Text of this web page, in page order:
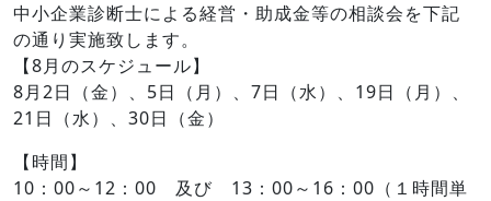
月
26
中小企業診断士による経営・助成金等の相談会を下記
の通り実施致します。
【8月のスケジュール】
8月2日（金）、5日（月）、7日（水）、19日（月）、
21日（水）、30日（金）
【時間】
10：00～12：00 及び 13：00～16：00（１時間単